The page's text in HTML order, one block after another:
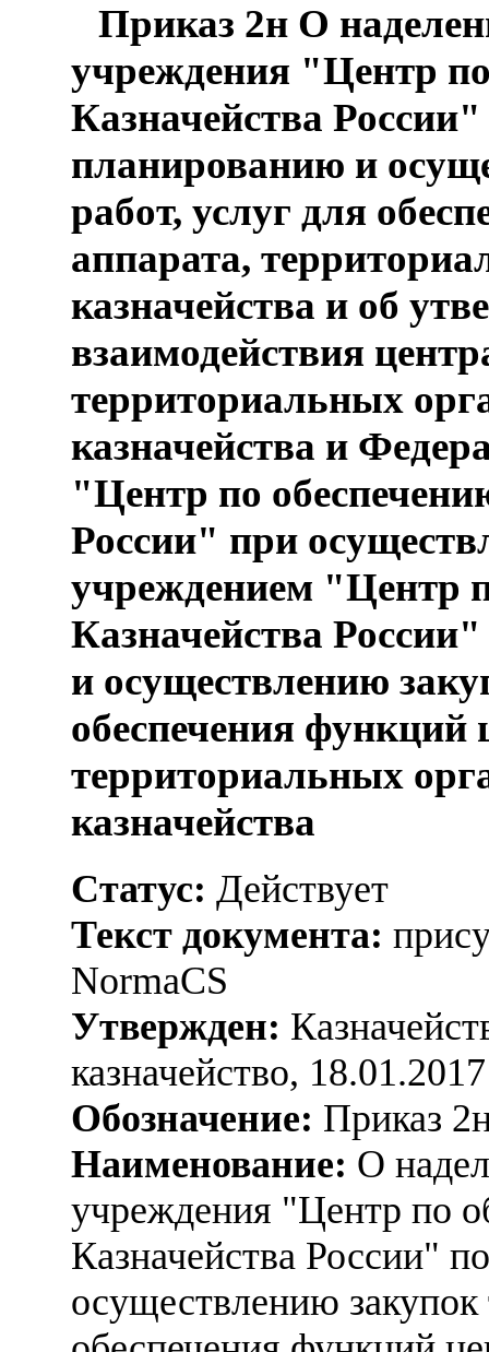
Приказ 2н О
учреждения "Центр
Казначейства
планированию и
работ, услуг для
аппарата,
казначейства и об
взаимодействия
территориальных
казначейства и
"Центр по
России" при
учреждением "Центр
Казначейства
и осуществлению
обеспечения функций
территориальных
казначейства
Статус: Действует
Текст документа:
NormaCS
Утвержден:
казначейство, 18.01.2017
Обозначение: Приказ
Наименование: О
учреждения "Центр по
Казначейства России"
осуществлению закупок